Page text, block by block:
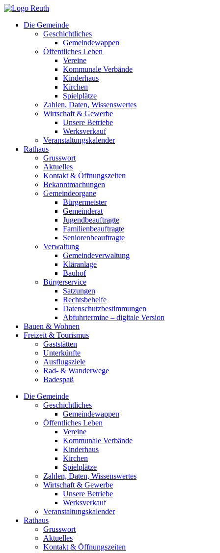
Zum
springenDie Gemeinde
Geschichtliches
Gemeindewappen
Öffentliches Leben
Vereine
Kommunale Verbände
Kinderhaus
Kirchen
Spielplätze
Zahlen, Daten, Wissenswertes
Wirtschaft & Gewerbe
Unsere Betriebe
Werksverkauf
Veranstaltungskalender
Rathaus
Grusswort
Aktuelles
Kontakt & Öffnungszeiten
Bekanntmachungen
Gemeindeorgane
Bürgermeister
Gemeinderat
Jugendbeauftragte
Familienbeauftragte
Seniorenbeauftragte
Verwaltung
Gemeindeverwaltung
Kläranlage
Bauhof
Bürgerservice
Satzungen
Rechtsbehelfe
Datenschutzbestimmungen
Abfuhrtermine – digitale Version
Bauen & Wohnen
Freizeit & Tourismus
Gaststätten
Unterkünfte
Ausflugsziele
Rad- & Wanderwege
Badespaß
Die Gemeinde
Geschichtliches
Gemeindewappen
Öffentliches Leben
Vereine
Kommunale Verbände
Kinderhaus
Kirchen
Spielplätze
Zahlen, Daten, Wissenswertes
Wirtschaft & Gewerbe
Unsere Betriebe
Werksverkauf
Veranstaltungskalender
Rathaus
Grusswort
Aktuelles
Kontakt & Öffnungszeiten